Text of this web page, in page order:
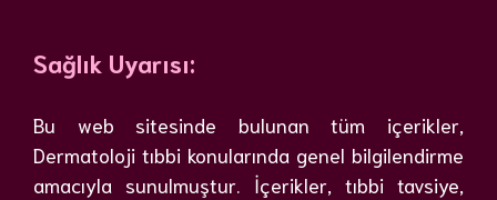
Sağlık Uyarısı:
Bu web sitesinde bulunan tüm içerikler,
Dermatoloji tıbbi konularında genel bilgilendirme
amacıyla sunulmuştur. İçerikler, tıbbi tavsiye,